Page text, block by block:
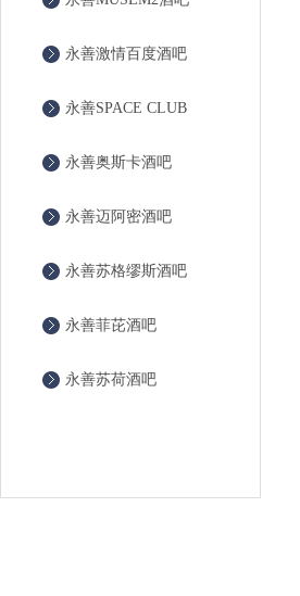
永善激情百度酒吧
永善SPACE CLUB
永善奥斯卡酒吧
永善迈阿密酒吧
永善苏格缪斯酒吧
永善菲芘酒吧
永善苏荷酒吧